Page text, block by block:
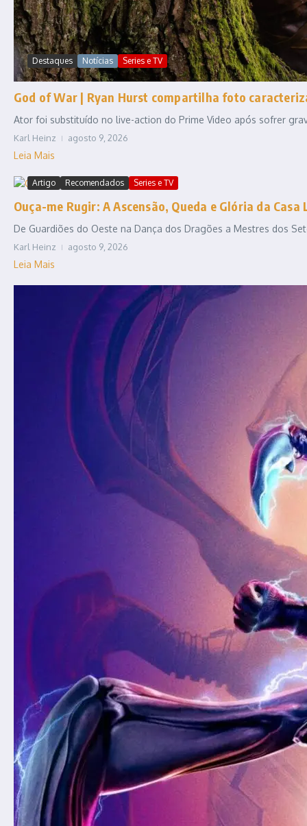
Destaques Notícias Series e TV
God of War | Ryan Hurst compartilha foto
Ator foi substituído no live-action do Prime Video após sofrer
Karl Heinz agosto 9, 2026
Leia Mais
Artigo Recomendados Series e TV
Ouça-me Rugir: A Ascensão, Queda e Glória da
De Guardiões do Oeste na Dança dos Dragões a Mestres dos
Karl Heinz agosto 9, 2026
Leia Mais